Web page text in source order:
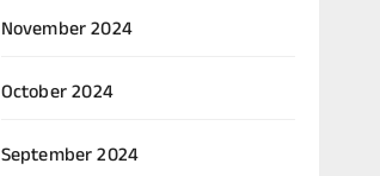
November 2024
October 2024
September 2024